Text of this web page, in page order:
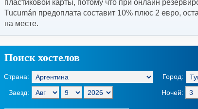
пластиковой карты, потому что при онлайн
Tucumán предоплата составит 10% плюс 2 евро,
на месте.
Поиск хостелов
Страна: Город:
Заезд: Ночей: